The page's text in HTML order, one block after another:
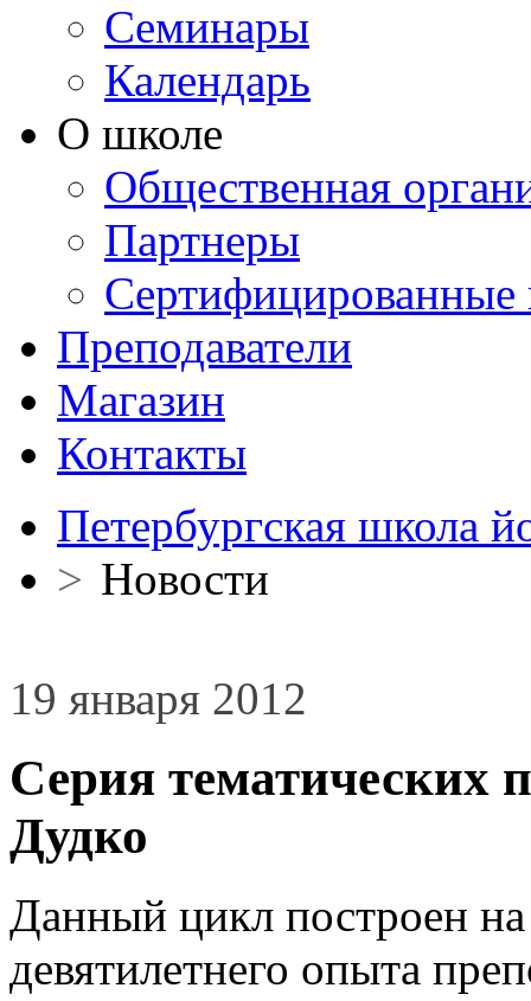
Семинары
Календарь
О школе
Общественная
Партнеры
Сертифицированные
Преподаватели
Магазин
Контакты
Петербургская школа
> Новости
19 января 2012
Серия тематических
Дудко
Данный цикл построен
девятилетнего опыта